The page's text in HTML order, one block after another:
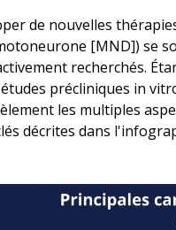
de nouvelles
[MND]) se
recherchés.
précliniques in
les multiples
décrites dans